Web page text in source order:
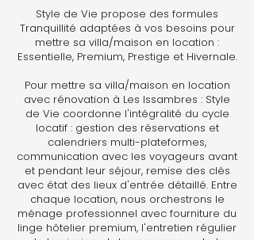
Style de Vie propose des formules
Tranquillité adaptées à vos besoins pour
mettre sa villa/maison en location :
Essentielle, Premium, Prestige et Hivernale.
Pour mettre sa villa/maison en location
avec rénovation à Les Issambres : Style
de Vie coordonne l'intégralité du cycle
locatif : gestion des réservations et
calendriers multi-plateformes,
communication avec les voyageurs avant
et pendant leur séjour, remise des clés
avec état des lieux d'entrée détaillé. Entre
chaque location, nous orchestrons le
ménage professionnel avec fourniture du
linge hôtelier premium, l'entretien régulier